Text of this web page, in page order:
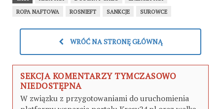
ROPA NAFTOWA
ROSNIEFT SANKCJE SUROWCE
WRÓĆ NA STRONĘ GŁÓWNĄ
SEKCJA KOMENTARZY TYMCZASOWO
NIEDOSTĘPNA
W związku z przygotowaniami do uruchomienia